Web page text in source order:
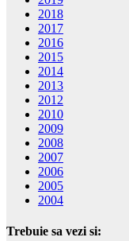
2018
2017
2016
2015
2014
2013
2012
2010
2009
2008
2007
2006
2005
2004
Trebuie sa vezi si: